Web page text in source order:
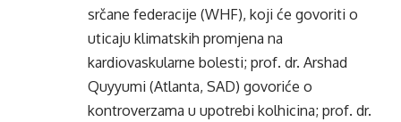
srčane federacije (WHF), koji će govoriti o
uticaju klimatskih promjena na
kardiovaskularne bolesti; prof. dr. Arshad
Quyyumi (Atlanta, SAD) govoriće o
kontroverzama u upotrebi kolhicina; prof. dr.